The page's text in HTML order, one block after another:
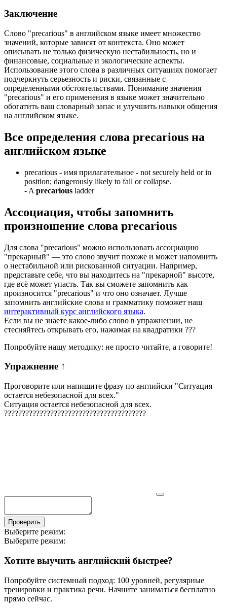
Заключение
Слово "precarious" в английском языке имеет множество
значений, которые зависят от контекста. Оно может
описывать не только физическую нестабильность, но и
финансовые, социальные и экологические аспекты.
Использование этого слова в различных ситуациях помогает
подчеркнуть серьезность и риски, связанные с
определенными обстоятельствами. Понимание значения
"precarious" и его применения в языке может значительно
обогатить ваш словарный запас и улучшить навыки общения
на английском языке.
Все определения слова precarious на
английском языке
precarious - имя прилагательное - not securely held or in
position; dangerously likely to fall or collapse.
- A precarious ladder
Ассоциация, чтобы запомнить
произношение слова precarious
Для слова "precarious" можно использовать ассоциацию
"прекарный" — это слово звучит похоже и может напомнить
о нестабильной или рискованной ситуации. Например,
представьте себе, что вы находитесь на "прекарной" высоте,
где всё может упасть. Так вы сможете запомнить как
произносится "precarious" и что оно означает. Лучше
запомнить английские слова и грамматику поможет наш
интерактивный курс английского языка.
Если вы не знаете какое-либо слово в упражнении, не
стесняйтесь открывать его, нажимая на квадратики ???
Попробуйте нашу методику: не просто читайте, а говорите!
Упражнение ↑
Проговорите или напишите фразу по английски "Ситуация
остается небезопасной для всех."
Ситуация остается небезопасной для всех.
????????????????????????????????????????
Проверить
Выберите режим:
Выберите режим:
Хотите выучить английский быстрее?
Попробуйте системный подход: 100 уровней, регулярные
тренировки и практика речи. Начните заниматься бесплатно
прямо сейчас.